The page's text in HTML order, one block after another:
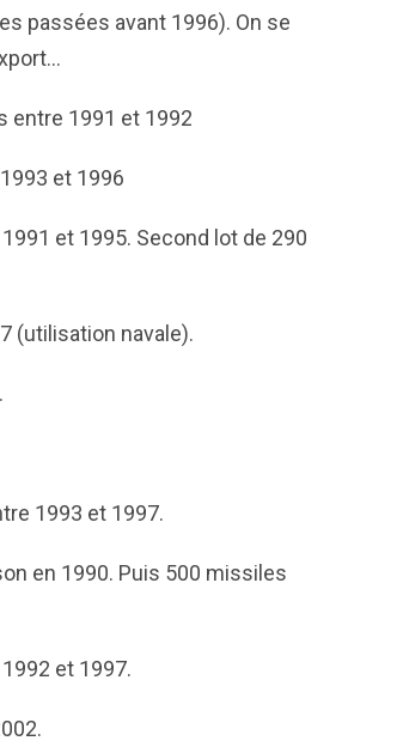
passées avant 1996). On se
entre 1991 et 1992
et 1996
et 1995. Second lot de 290
(utilisation navale).
1993 et 1997.
en 1990. Puis 500 missiles
et 1997.